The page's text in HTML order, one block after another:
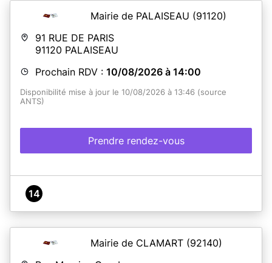
Mairie de PALAISEAU (91120)
91 RUE DE PARIS
91120 PALAISEAU
Prochain RDV : 10/08/2026 à 14:00
Disponibilité mise à jour le 10/08/2026 à 13:46 (source
ANTS)
Prendre rendez-vous
14
Mairie de CLAMART (92140)